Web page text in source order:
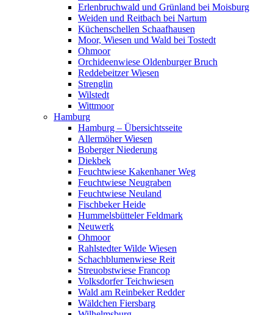
Erlenbruchwald und Grünland bei Moisburg
Weiden und Reitbach bei Nartum
Küchenschellen Schaafhausen
Moor, Wiesen und Wald bei Tostedt
Ohmoor
Orchideenwiese Oldenburger Bruch
Reddebeitzer Wiesen
Strenglin
Wilstedt
Wittmoor
Hamburg
Hamburg – Übersichtsseite
Allermöher Wiesen
Boberger Niederung
Diekbek
Feuchtwiese Kakenhaner Weg
Feuchtwiese Neugraben
Feuchtwiese Neuland
Fischbeker Heide
Hummelsbütteler Feldmark
Neuwerk
Ohmoor
Rahlstedter Wilde Wiesen
Schachblumenwiese Reit
Streuobstwiese Francop
Volksdorfer Teichwiesen
Wald am Reinbeker Redder
Wäldchen Fiersbarg